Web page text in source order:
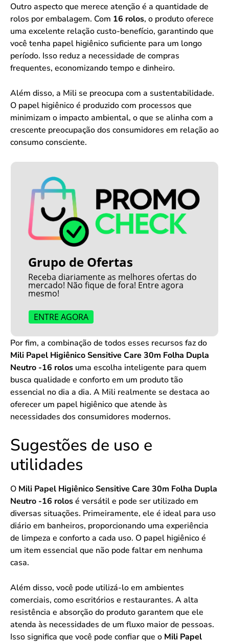
Outro aspecto que merece atenção é a quantidade de
rolos por embalagem. Com 16 rolos, o produto oferece
uma excelente relação custo-benefício, garantindo que
você tenha papel higiênico suficiente para um longo
período. Isso reduz a necessidade de compras
frequentes, economizando tempo e dinheiro.
Além disso, a Mili se preocupa com a sustentabilidade.
O papel higiênico é produzido com processos que
minimizam o impacto ambiental, o que se alinha com a
crescente preocupação dos consumidores em relação ao
consumo consciente.
Grupo de Ofertas
Receba diariamente as melhores ofertas do
mercado! Não fique de fora! Entre agora
mesmo!
ENTRE AGORA
Por fim, a combinação de todos esses recursos faz do
Mili Papel Higiênico Sensitive Care 30m Folha Dupla
Neutro -16 rolos uma escolha inteligente para quem
busca qualidade e conforto em um produto tão
essencial no dia a dia. A Mili realmente se destaca ao
oferecer um papel higiênico que atende às
necessidades dos consumidores modernos.
Sugestões de uso e
utilidades
O Mili Papel Higiênico Sensitive Care 30m Folha Dupla
Neutro -16 rolosé versátil e pode ser utilizado em
diversas situações. Primeiramente, ele é ideal para uso
diário em banheiros, proporcionando uma experiência
de limpeza e conforto a cada uso. O papel higiênico é
um item essencial que não pode faltar em nenhuma
casa.
Além disso, você pode utilizá-lo em ambientes
comerciais, como escritórios e restaurantes. A alta
resistência e absorção do produto garantem que ele
atenda às necessidades de um fluxo maior de pessoas.
Isso significa que você pode confiar que o Mili Papel